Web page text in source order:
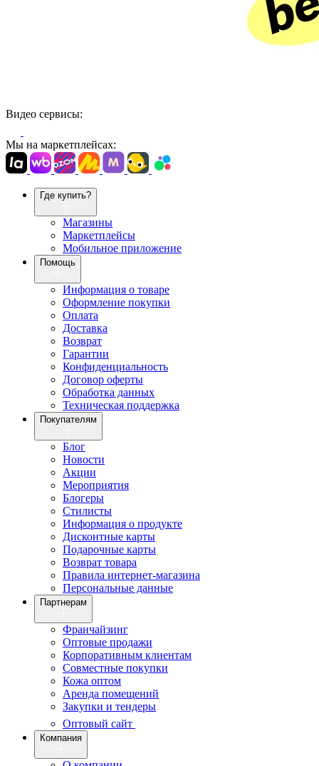
Видео сервисы:
Мы на маркетплейсах:
Где купить?
Магазины
Маркетплейсы
Мобильное приложение
Помощь
Информация о товаре
Оформление покупки
Оплата
Доставка
Возврат
Гарантии
Конфиденциальность
Договор оферты
Обработка данных
Техническая поддержка
Покупателям
Блог
Новости
Акции
Мероприятия
Блогеры
Стилисты
Информация о продукте
Дисконтные карты
Подарочные карты
Возврат товара
Правила интернет-магазина
Персональные данные
Партнерам
Франчайзинг
Оптовые продажи
Корпоративным клиентам
Совместные покупки
Кожа оптом
Аренда помещений
Закупки и тендеры
Оптовый сайт
Компания